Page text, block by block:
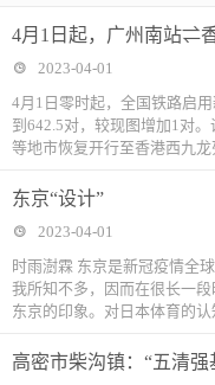
4月1日起，广州南站⇌
2023-04-01
4月1日零时起，全国铁路启
到642.5对，较现图增加1对
等地市恢复开行至香港西九
东京“设计”
2023-04-01
时雨澍霖 东京是新冠疫情全
我所知不多，因而在很长一
东京的印象。对日本体育的
高密市柴沟镇：“五清